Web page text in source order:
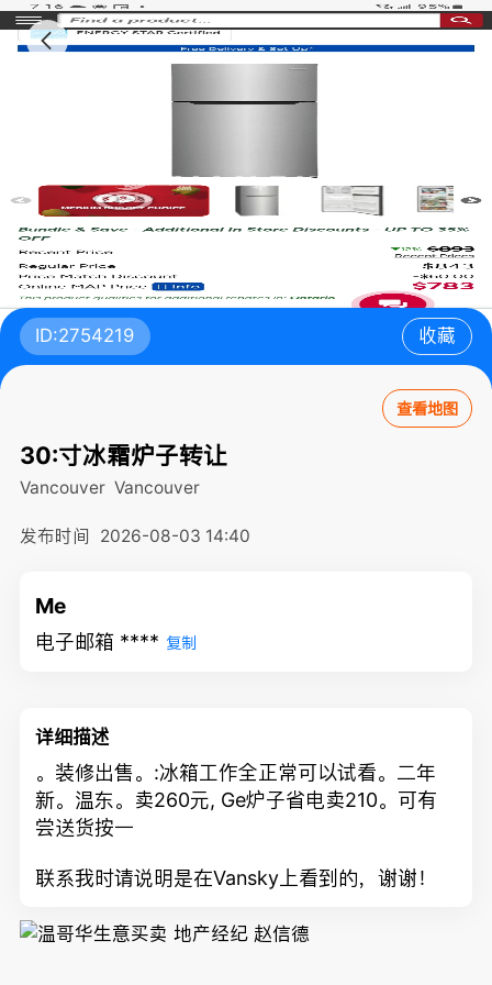
ID:2754219 收藏
查看地图
30:寸冰霜炉子转让
Vancouver Vancouver
发布时间 2026-08-03 14:40
Me
电子邮箱 **** 复制
详细描述
。装修出售。:冰箱工作全正常可以试看。二年
新。温东。卖260元, Ge炉子省电卖210。可有
尝送货按一
联系我时请说明是在Vansky上看到的，谢谢！